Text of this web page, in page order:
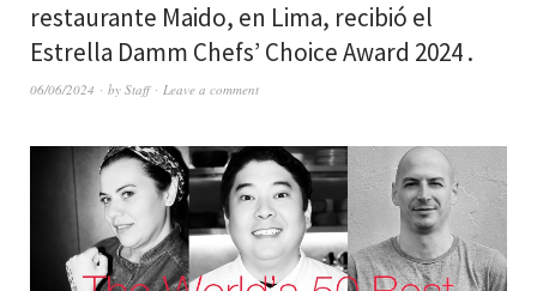
restaurante Maido, en Lima, recibió el
Estrella Damm Chefs’ Choice Award 2024 .
06/06/2024 by Staff Leave a comment